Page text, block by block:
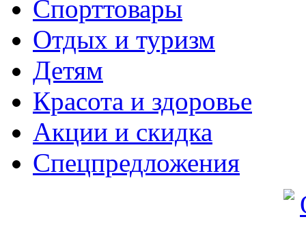
Спорттовары
Отдых и туризм
Детям
Красота и здоровье
Акции и скидка
Спецпредложения